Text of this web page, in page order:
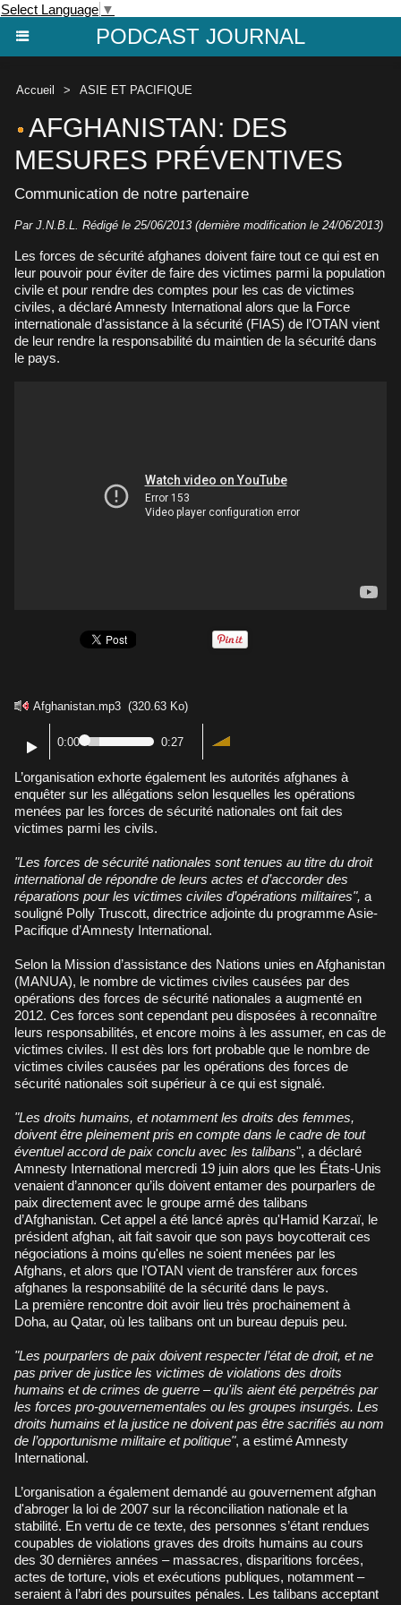
Select Language ▼
PODCAST JOURNAL
Accueil > ASIE ET PACIFIQUE
AFGHANISTAN: DES
MESURES PRÉVENTIVES
Communication de notre partenaire
Par J.N.B.L. Rédigé le 25/06/2013 (dernière modification le 24/06/2013)
Les forces de sécurité afghanes doivent faire tout ce qui est en
leur pouvoir pour éviter de faire des victimes parmi la population
civile et pour rendre des comptes pour les cas de victimes
civiles, a déclaré Amnesty International alors que la Force
internationale d’assistance à la sécurité (FIAS) de l’OTAN vient
de leur rendre la responsabilité du maintien de la sécurité dans
le pays.
Afghanistan.mp3 (320.63 Ko)
0:00 0:27
L’organisation exhorte également les autorités afghanes à
enquêter sur les allégations selon lesquelles les opérations
menées par les forces de sécurité nationales ont fait des
victimes parmi les civils.
"Les forces de sécurité nationales sont tenues au titre du droit
international de répondre de leurs actes et d’accorder des
réparations pour les victimes civiles d’opérations militaires", a
souligné Polly Truscott, directrice adjointe du programme Asie-
Pacifique d’Amnesty International.
Selon la Mission d’assistance des Nations unies en Afghanistan
(MANUA), le nombre de victimes civiles causées par des
opérations des forces de sécurité nationales a augmenté en
2012. Ces forces sont cependant peu disposées à reconnaître
leurs responsabilités, et encore moins à les assumer, en cas de
victimes civiles. Il est dès lors fort probable que le nombre de
victimes civiles causées par les opérations des forces de
sécurité nationales soit supérieur à ce qui est signalé.
"Les droits humains, et notamment les droits des femmes,
doivent être pleinement pris en compte dans le cadre de tout
éventuel accord de paix conclu avec les talibans", a déclaré
Amnesty International mercredi 19 juin alors que les États-Unis
venaient d’annoncer qu’ils doivent entamer des pourparlers de
paix directement avec le groupe armé des talibans
d’Afghanistan. Cet appel a été lancé après qu'Hamid Karzaï, le
président afghan, ait fait savoir que son pays boycotterait ces
négociations à moins qu'elles ne soient menées par les
Afghans, et alors que l’OTAN vient de transférer aux forces
afghanes la responsabilité de la sécurité dans le pays.
La première rencontre doit avoir lieu très prochainement à
Doha, au Qatar, où les talibans ont un bureau depuis peu.
"Les pourparlers de paix doivent respecter l’état de droit, et ne
pas priver de justice les victimes de violations des droits
humains et de crimes de guerre – qu'ils aient été perpétrés par
les forces pro-gouvernementales ou les groupes insurgés. Les
droits humains et la justice ne doivent pas être sacrifiés au nom
de l’opportunisme militaire et politique", a estimé Amnesty
International.
L’organisation a également demandé au gouvernement afghan
d'abroger la loi de 2007 sur la réconciliation nationale et la
stabilité. En vertu de ce texte, des personnes s’étant rendues
coupables de violations graves des droits humains au cours
des 30 dernières années – massacres, disparitions forcées,
actes de torture, viols et exécutions publiques, notamment –
seraient à l’abri des poursuites pénales. Les talibans acceptant